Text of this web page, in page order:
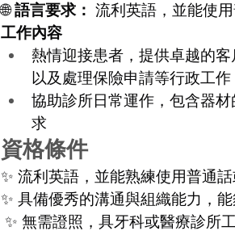
🌐 語言要求： 流利英語，並能使
工作內容
熱情迎接患者，提供卓越的
以及處理保險申請等行政工作
協助診所日常運作，包含器
求
資格條件
✨ 流利英語，並能熟練使用普通
✨ 具備優秀的溝通與組織能力，
✨ 無需證照，具牙科或醫療診所